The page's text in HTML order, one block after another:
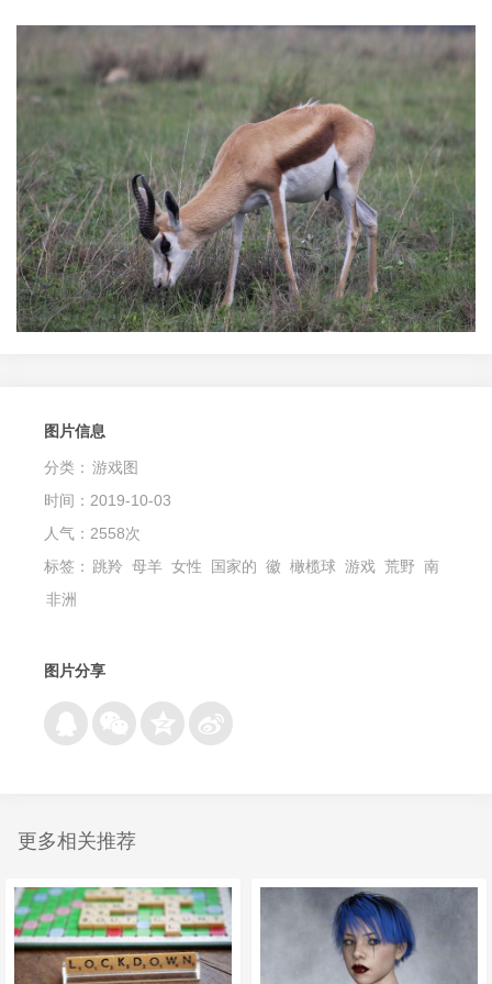
图片信息
分类： 游戏图
时间：2019-10-03
人气：2558次
标签： 跳羚 母羊 女性 国家的 徽 橄榄球 游戏 荒野 南
非洲
图片分享
更多相关推荐